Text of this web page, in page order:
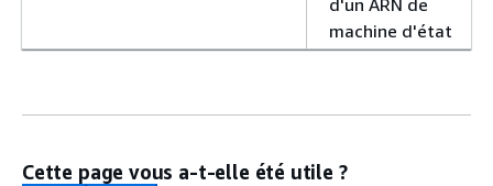
machine d'état
Cette page vous a-t-elle été utile ?